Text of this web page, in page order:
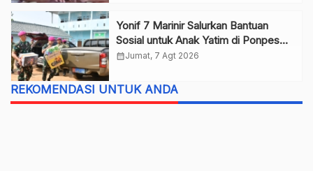
Yonif 7 Marinir Salurkan Bantuan
Sosial untuk Anak Yatim di Ponpes
Nurul Huda
calendar_monthJumat, 7 Agt 2026
REKOMENDASI UNTUK ANDA